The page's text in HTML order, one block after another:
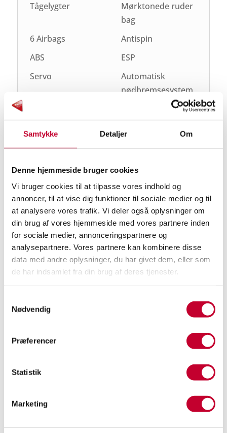
Samtykke Detaljer Om
Denne hjemmeside bruger cookies
Vi bruger cookies til at tilpasse vores indhold og
annoncer, til at vise dig funktioner til sociale medier og til
at analysere vores trafik. Vi deler også oplysninger om
din brug af vores hjemmeside med vores partnere inden
for sociale medier, annonceringspartnere og
analysepartnere. Vores partnere kan kombinere disse
data med andre oplysninger, du har givet dem, eller som
de har indsamlet fra din brug af deres tjenester.
Nødvendig
Præferencer
Statistik
Marketing
Tågelygter
Mørktonede ruder
bag
6 Airbags
Antispin
ABS
ESP
Servo
Automatisk
nødbremsesystem
Specifikationer
Alder og kilometerstand
19.500
Model årgang
2024
Første reg. år
2024
Første reg. måned
12
Første reg. dag
5
1.
indregistreringsda
to
0-100